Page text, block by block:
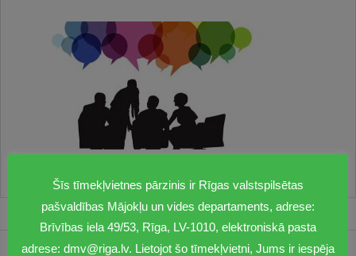
Šīs tīmekļvietnes pārzinis ir Rīgas valstspilsētas
pašvaldības Mājokļu un vides departaments, adrese:
Brīvības iela 49/53, Rīga, LV-1010, elektroniskā pasta
adrese: dmv@riga.lv. Lietojot šo tīmekļvietni, Jums ir iespēja